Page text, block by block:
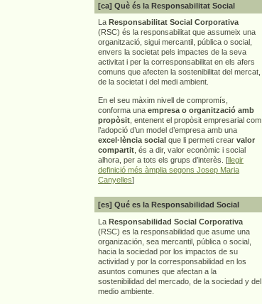
[ca] Què és la Responsabilitat Social
La Responsabilitat Social Corporativa
(RSC) és la responsabilitat que assumeix una
organització, sigui mercantil, pública o social,
envers la societat pels impactes de la seva
activitat i per la corresponsabilitat en els afers
comuns que afecten la sostenibilitat del mercat,
de la societat i del medi ambient.
En el seu màxim nivell de compromís,
conforma una empresa o organització amb
propòsit , entenent el propòsit empresarial com
l’adopció d’un model d’empresa amb una
excel·lència social que li permeti crear valor
compartit , és a dir, valor econòmic i social
alhora, per a tots els grups d’interès. [llegir
definició més àmplia segons Josep Maria
Canyelles]
[es] Qué es la Responsabilidad Social
La Responsabilidad Social Corporativa
(RSC) es la responsabilidad que asume una
organización, sea mercantil, pública o social,
hacia la sociedad por los impactos de su
actividad y por la corresponsabilidad en los
asuntos comunes que afectan a la
sostenibilidad del mercado, de la sociedad y del
medio ambiente.